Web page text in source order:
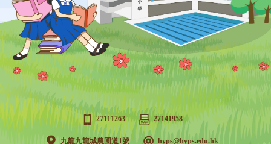
27111263 27141958
九龍九龍城農圃道1號 hyps@hyps.edu.hk